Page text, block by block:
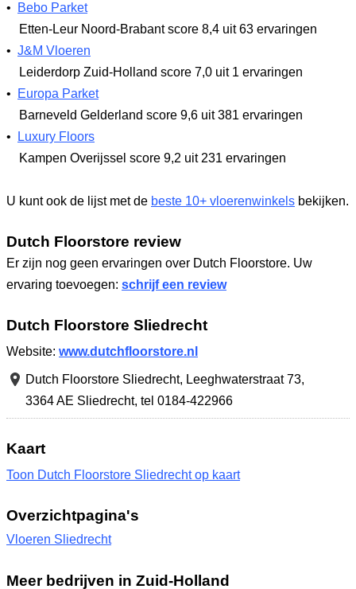
•
Bebo Parket
Etten-Leur Noord-Brabantscore 8,4 uit 63 ervaringen
• J&M Vloeren
Leiderdorp Zuid-Holland score 7,0 uit 1 ervaringen
•
Europa Parket
Barneveld Gelderland score 9,6 uit 381 ervaringen
•
Luxury Floors
Kampen Overijssel score 9,2 uit 231 ervaringen
U kunt ook de lijst met de beste 10+ vloerenwinkels bekijken.
Dutch Floorstore review
Er zijn nog geen ervaringen over Dutch Floorstore. Uw
ervaring toevoegen: schrijf een review
Dutch Floorstore Sliedrecht
Website: www.dutchfloorstore.nl
Dutch Floorstore Sliedrecht, Leeghwaterstraat 73,
3364 AE Sliedrecht, tel 0184-422966
Kaart
Toon Dutch Floorstore Sliedrecht op kaart
Overzichtpagina's
Vloeren Sliedrecht
Meer bedrijven in Zuid-Holland